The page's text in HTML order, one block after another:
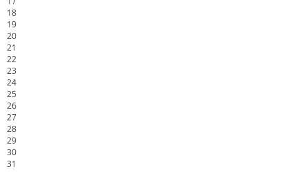
18
19
20
21
22
23
24
25
26
27
28
29
30
31